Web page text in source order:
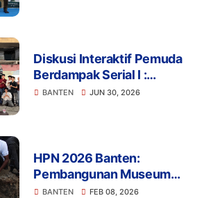
Diskusi Interaktif Pemuda
Berdampak Serial I :
Membaca Indonesia Emas
BANTEN JUN 30, 2026
HPN 2026 Banten:
Pembangunan Museum
Media Siber Nasional Resmi
BANTEN FEB 08, 2026